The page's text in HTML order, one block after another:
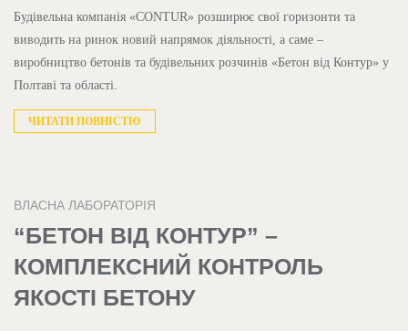
Будівельна компанія «CONTUR» розширює свої горизонти та
виводить на ринок новий напрямок діяльності, а саме –
виробництво бетонів та будівельних розчинів «Бетон від Контур» у
Полтаві та області.
ЧИТАТИ ПОВНІСТЮ
ВЛАСНА ЛАБОРАТОРІЯ
“БЕТОН ВІД КОНТУР” –
КОМПЛЕКСНИЙ КОНТРОЛЬ
ЯКОСТІ БЕТОНУ